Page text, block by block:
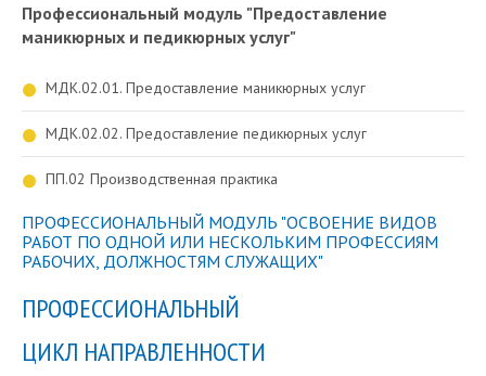
Профессиональный модуль "Предоставление
маникюрных и педикюрных услуг"
МДК.02.01. Предоставление маникюрных услуг
МДК.02.02. Предоставление педикюрных услуг
ПП.02 Производственная практика
ПРОФЕССИОНАЛЬНЫЙ МОДУЛЬ "ОСВОЕНИЕ ВИДОВ
РАБОТ ПО ОДНОЙ ИЛИ НЕСКОЛЬКИМ ПРОФЕССИЯМ
РАБОЧИХ, ДОЛЖНОСТЯМ СЛУЖАЩИХ"
ПРОФЕССИОНАЛЬНЫЙ
ЦИКЛ НАПРАВЛЕННОСТИ